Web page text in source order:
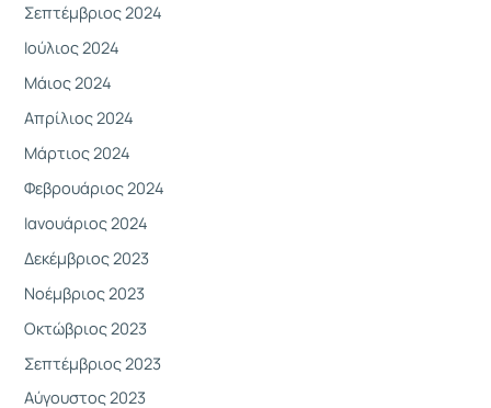
Σεπτέμβριος 2024
Ιούλιος 2024
Μάιος 2024
Απρίλιος 2024
Μάρτιος 2024
Φεβρουάριος 2024
Ιανουάριος 2024
Δεκέμβριος 2023
Νοέμβριος 2023
Οκτώβριος 2023
Σεπτέμβριος 2023
Αύγουστος 2023